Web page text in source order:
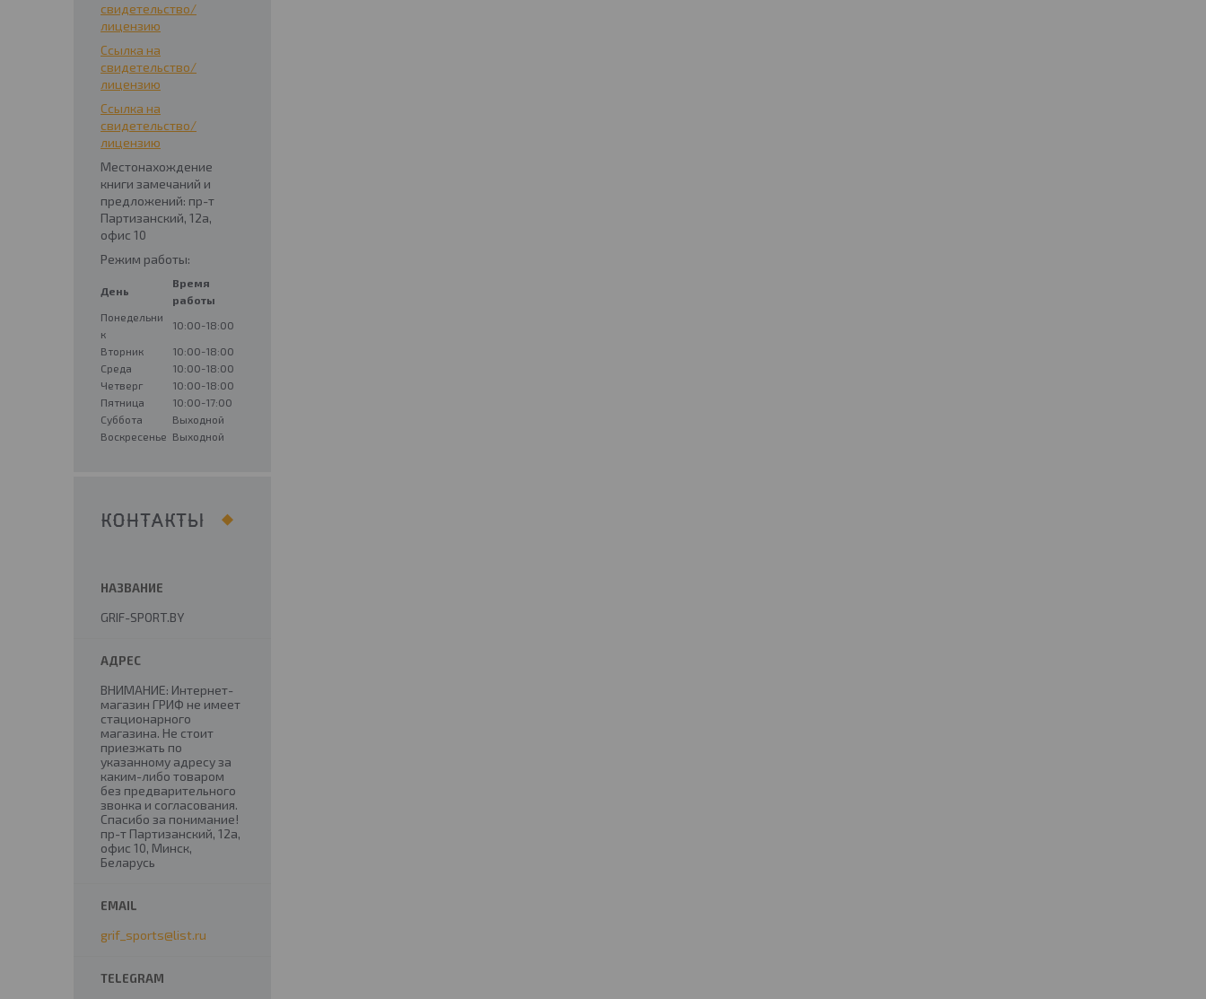
свидетельство/
лицензию
Ссылка на
свидетельство/
лицензию
Ссылка на
свидетельство/
лицензию
Местонахождение
книги замечаний и
предложений: пр-т
Партизанский, 12а,
офис 10
Режим работы:
День
Время
работы
Понедельни
к
10:00-18:00
Вторник
10:00-18:00
Среда
10:00-18:00
Четверг
10:00-18:00
Пятница
10:00-17:00
Суббота
Выходной
Воскресенье Выходной
КОНТАКТЫ
GRIF-SPORT.BY
ВНИМАНИЕ: Интернет-
магазин ГРИФ не имеет
стационарного
магазина. Не стоит
приезжать по
указанному адресу за
каким-либо товаром
без предварительного
звонка и согласования.
Спасибо за понимание!
пр-т Партизанский, 12а,
офис 10, Минск,
Беларусь
grif_sports@list.ru